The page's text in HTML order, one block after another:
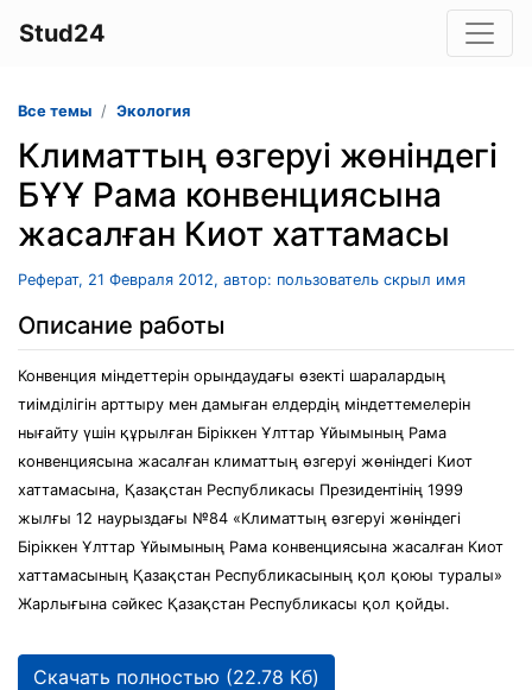
Stud24
Все темы Экология
Климаттың өзгеруі жөніндегі
БҰҰ Рама конвенциясына
жасалған Киот хаттамасы
Реферат, 21 Февраля 2012, автор: пользователь скрыл имя
Описание работы
Конвенция міндеттерін орындаудағы өзекті шаралардың
тиімділігін арттыру мен дамыған елдердің міндеттемелерін
нығайту үшін құрылған Біріккен Ұлттар Ұйымының Рама
конвенциясына жасалған климаттың өзгеруі жөніндегі Киот
хаттамасына, Қазақстан Республикасы Президентінің 1999
жылғы 12 наурыздағы №84 «Климаттың өзгеруі жөніндегі
Біріккен Ұлттар Ұйымының Рама конвенциясына жасалған Киот
хаттамасының Қазақстан Республикасының қол қоюы туралы»
Жарлығына сәйкес Қазақстан Республикасы қол қойды.
Скачать полностью (22.78 Кб)